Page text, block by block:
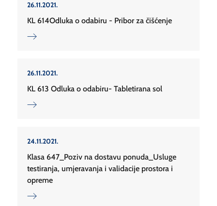
26.11.2021.
KL 614Odluka o odabiru - Pribor za čišćenje
26.11.2021.
KL 613 Odluka o odabiru- Tabletirana sol
24.11.2021.
Klasa 647_Poziv na dostavu ponuda_Usluge
testiranja, umjeravanja i validacije prostora i
opreme